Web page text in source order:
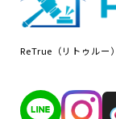
ReTrue（リトゥルー